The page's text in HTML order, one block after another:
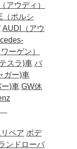
アウディ）
（ポルシ
AUDI（アウ
ーゲン）
スラ)車 パ
ガー)車
)車 GW休
ペア ボデ
ンドローバ